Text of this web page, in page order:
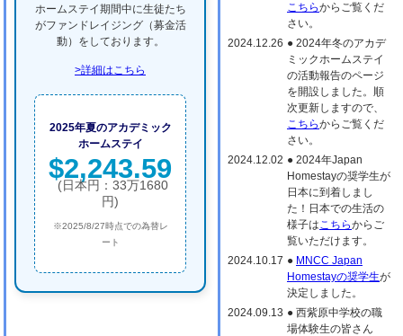
ホームステイ期間中に生徒たち
がファンドレイジング（募金活
動）をしております。
>詳細はこちら
2025年夏のアカデミック
ホームステイ
$2,243.59
(日本円：33万1680
円)
※2025/8/27時点での為替レ
ート
こちらからご覧くだ
さい。
2024.12.26 ● 2024年冬のアカデ
ミックホームステイ
の活動報告のページ
を開設しました。順
次更新しますので、
こちらからご覧くだ
さい。
2024.12.02 ● 2024年Japan
Homestayの奨学生が
日本に到着しまし
た！日本での生活の
様子はこちらからご
覧いただけます。
2024.10.17 ● MNCC Japan
Homestayの奨学生が
決定しました。
2024.09.13 ● 西紫原中学校の職
場体験生の皆さん